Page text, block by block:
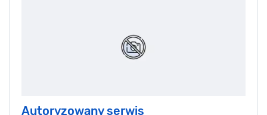
Autoryzowany serwis